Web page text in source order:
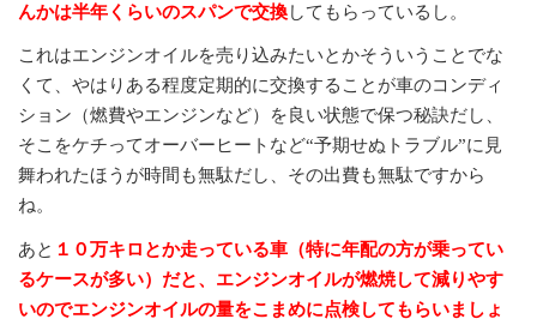
んかは半年くらいのスパンで交換してもらっているし。
これはエンジンオイルを売り込みたいとかそういうことでな
くて、やはりある程度定期的に交換することが車のコンディ
ション（燃費やエンジンなど）を良い状態で保つ秘訣だし、
そこをケチってオーバーヒートなど“予期せぬトラブル”に見
舞われたほうが時間も無駄だし、その出費も無駄ですから
ね。
あと １０万キロとか走っている車（特に年配の方が乗ってい
るケースが多い）だと、エンジンオイルが燃焼して減りやす
いのでエンジンオイルの量をこまめに点検してもらいましょ